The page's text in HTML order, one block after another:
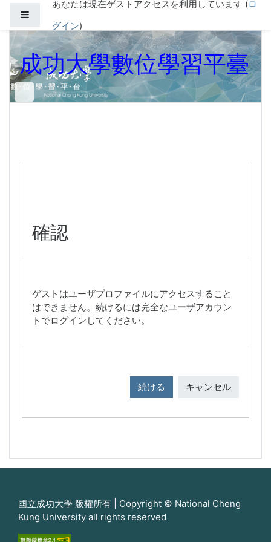
メインコンテンツへスキップする
あなたは現在ゲストアクセスを利用しています (ロ
グイン)
成功大學數位學習平臺
確認
ゲストはユーザプロファイルにアクセスすること
はできません。続けるには完全なユーザアカウン
トでログインしてください。
続ける キャンセル
國立成功大學 版權所有 | Copyright © National Cheng
Kung University all rights reserved